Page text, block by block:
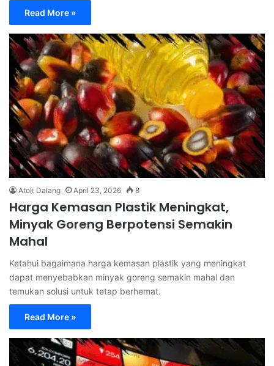
Read More »
Atok Dalang April 23, 2026 8
Harga Kemasan Plastik Meningkat,
Minyak Goreng Berpotensi Semakin
Mahal
Ketahui bagaimana harga kemasan plastik yang meningkat
dapat menyebabkan minyak goreng semakin mahal dan
temukan solusi untuk tetap berhemat.
Read More »